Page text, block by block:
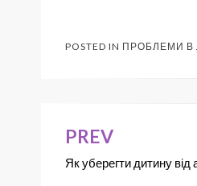
POSTED IN ПРОБЛЕМИ В
PREV
Як уберегти дитину від